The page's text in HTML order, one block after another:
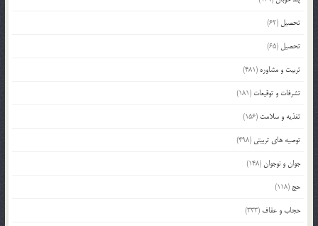
تحصیل (62)
تحصیل (65)
تربیت و مشاوره (481)
تشرفات و توقیعات (181)
تغذیه و سلامت (156)
توصیه های تربیتی (498)
جوان و نوجوان(148)
حج (118)
حجاب و عفاف (333)